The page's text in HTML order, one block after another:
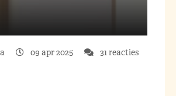
09 apr 2025 31 reacties